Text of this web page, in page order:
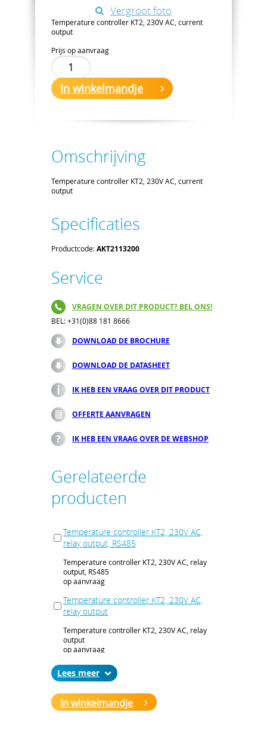
Vergroot foto
Temperature controller KT2, 230V AC, current
output
Prijs op aanvraag
In winkelmandje
Omschrijving
Temperature controller KT2, 230V AC, current
output
Specificaties
Productcode:AKT2113200
Service
VRAGEN OVER DIT PRODUCT? BEL ONS!
BEL: +31(0)88 181 8666
DOWNLOAD DE BROCHURE
DOWNLOAD DE DATASHEET
IK HEB EEN VRAAG OVER DIT PRODUCT
OFFERTE AANVRAGEN
IK HEB EEN VRAAG OVER DE WEBSHOP
Gerelateerde
producten
Temperature controller KT2, 230V AC,
relay output, RS485
Temperature controller KT2, 230V AC, relay
output, RS485
op aanvraag
Temperature controller KT2, 230V AC,
relay output
Temperature controller KT2, 230V AC, relay
output
op aanvraag
Temperature controller KT2, 240 V AC,
voltage outp., heating / cooling outp.,
RS485
Temperature controller KT2, 240 V AC,
Lees
In winkelmandje